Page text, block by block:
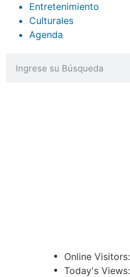
Entretenimiento
Culturales
Agenda
Online Visitors:
Today's Views: